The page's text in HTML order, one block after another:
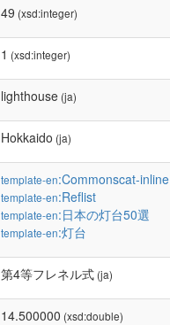
49 (xsd:integer)
1 (xsd:integer)
lighthouse (ja)
Hokkaido (ja)
template-en:Commonscat-inline
template-en:Reflist
template-en:日本の灯台50選
template-en:灯台
第4等フレネル式 (ja)
14.500000 (xsd:double)